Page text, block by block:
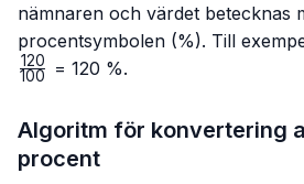
nämnaren och värdet betecknas
procentsymbolen (%). Till
100
120 = 120 %.
Algoritm för konvertering
procent